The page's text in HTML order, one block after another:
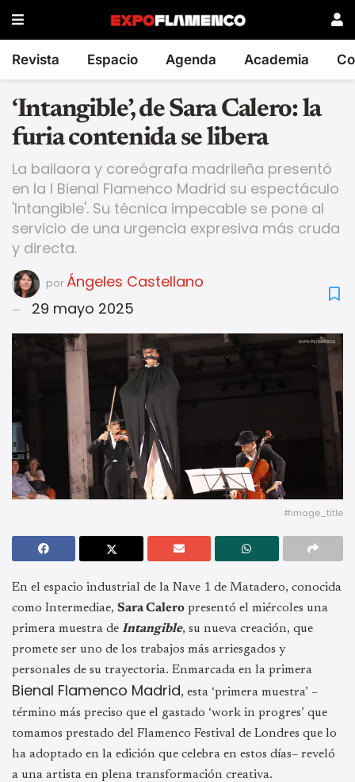
Revista Espacio Agenda Academia
‘Intangible’, de Sara Calero: la
furia contenida se libera
La bailaora y coreógrafa madrileña presentó
en la I Bienal Flamenco Madrid su espectáculo
'Intangible'. Su técnica impecable se pone al
servicio de una urgencia expresiva más cruda
y directa.
porÁngeles Castellano
29 mayo 2025
#image_title
En el espacio industrial de la Nave 1 de Matadero, conocida
como Intermediae, Sara Calero presentó el miércoles una
primera muestra de Intangible, su nueva creación, que
promete ser uno de los trabajos más arriesgados y
personales de su trayectoria. Enmarcada en la primera
Bienal Flamenco Madrid, esta ‘primera muestra’ –
término más preciso que el gastado ‘work in progres’ que
tomamos prestado del Flamenco Festival de Londres que lo
ha adoptado en la edición que celebra en estos días– reveló
a una artista en plena transformación creativa.